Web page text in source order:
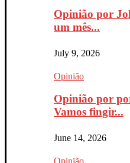
Opinião por
um mês...
July 9, 2026
Opinião
Opinião por
Vamos fingir...
June 14, 2026
Opinião